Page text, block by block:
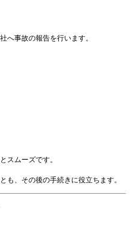
へ事故の報告を行います。
スムーズです。
も、その後の手続きに役立ちます。